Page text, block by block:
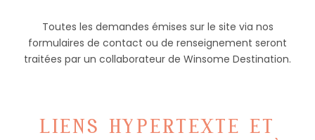
Toutes les demandes émises sur le site via nos
formulaires de contact ou de renseignement seront
traitées par un collaborateur de Winsome Destination.
LIENS HYPERTEXTE ET